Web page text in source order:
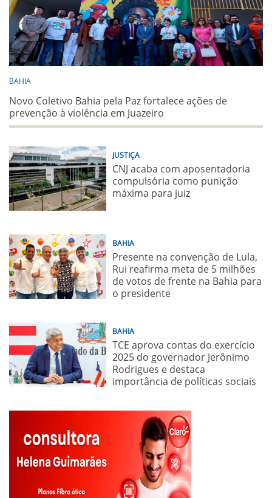
BAHIA
Novo Coletivo Bahia pela Paz fortalece ações de
prevenção à violência em Juazeiro
JUSTIÇA
CNJ acaba com aposentadoria
compulsória como punição
máxima para juiz
BAHIA
Presente na convenção de Lula,
Rui reafirma meta de 5 milhões
de votos de frente na Bahia para
o presidente
BAHIA
TCE aprova contas do exercício
2025 do governador Jerônimo
Rodrigues e destaca
importância de políticas sociais